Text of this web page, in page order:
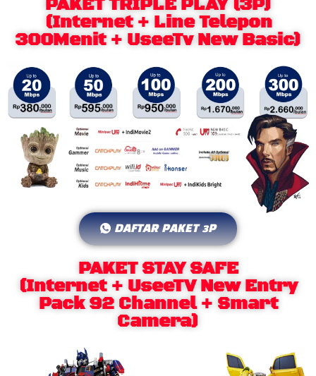
PAKET TRIPLE PLAY (3P)
(Internet + Line Telepon
300Menit + UseeTv New Basic)
DAFTAR PAKET 3P
PAKET STAY SAFE
(Internet + UseeTV New Entry
Pack 92 Channel + Smart
Camera)